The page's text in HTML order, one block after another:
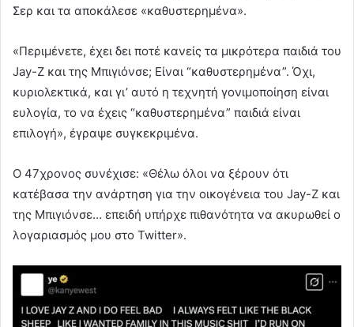
Σερ και τα αποκάλεσε «καθυστερημένα».
«Περιμένετε, έχει δει ποτέ κανείς τα μικρότερα παιδιά του
Jay-Z και της Μπιγιόνσε; Είναι “καθυστερημένα”. Όχι,
κυριολεκτικά, και γι’ αυτό η τεχνητή γονιμοποίηση είναι
ευλογία, το να έχεις “καθυστερημένα” παιδιά είναι
επιλογή», έγραψε συγκεκριμένα.
Ο 47χρονος συνέχισε: «Θέλω όλοι να ξέρουν ότι
κατέβασα την ανάρτηση για την οικογένεια του Jay-Z και
της Μπιγιόνσε… επειδή υπήρχε πιθανότητα να ακυρωθεί ο
λογαριασμός μου στο Twitter».